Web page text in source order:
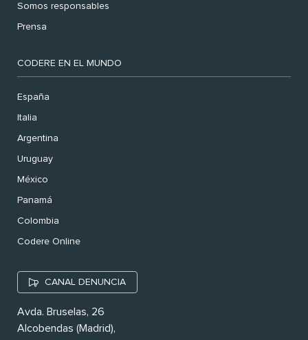
Somos responsables
Prensa
CODERE EN EL MUNDO
España
Italia
Argentina
Uruguay
México
Panamá
Colombia
Codere Online
CANAL DENUNCIA
Avda. Bruselas, 26
Alcobendas (Madrid),